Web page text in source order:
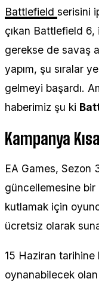
Battlefield serisini
çıkan Battlefield
gerekse de savaş
yapım, şu sıralar
gelmeyi başardı.
haberimiz şu ki
Kampanya
EA Games, Sezon
güncellemesine bir
kutlamak için
ücretsiz olarak
15 Haziran
oynanabilecek